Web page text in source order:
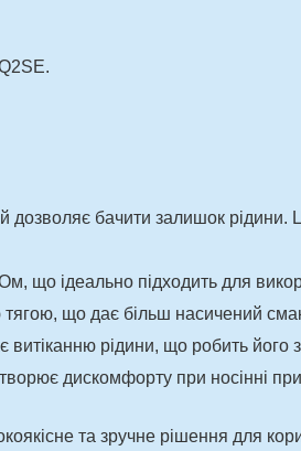
дозволяє бачити залишок рідини.
що ідеально підходить для
що дає більш насичений
рідини, що робить його
дискомфорту при носінні
та зручне рішення для